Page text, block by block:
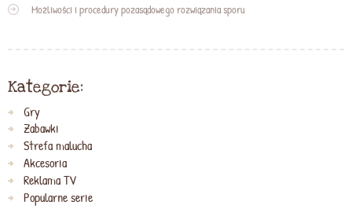
Możliwości i procedury pozasądowego rozwiązania sporu
Kategorie:
Gry
Zabawki
Strefa malucha
Akcesoria
Reklama TV
Popularne serie